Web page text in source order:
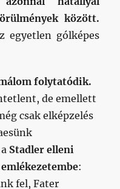
között.
egyetlen gólképes
folytatódik.
de emellett
csak elképzelés
Stadler elleni
:
fel, Fater